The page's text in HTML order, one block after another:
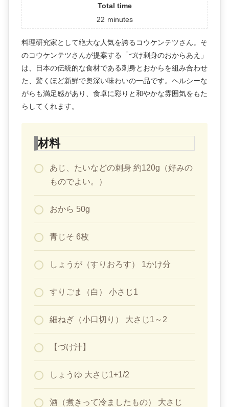
Total time
22 minutes
料理研究家として絶大な人気を誇るコウケンテツさん。そ
のコウケンテツさんが提案する「づけ刺身のおからあえ」
は、日本の伝統的な食材である刺身とおからを組み合わせ
た、驚くほど新鮮で奥深い味わいの一品です。ヘルシーな
がらも満足感があり、食卓に彩りと和やかな雰囲気をもた
らしてくれます。
材料
あじ、たいなどの刺身 約120g（好みの
ものでよい。）
おから 50g
青じそ 6枚
しょうが（すりおろす） 1かけ分
すりごま（白） 小さじ1
細ねぎ（小口切り） 大さじ1～2
【づけ汁】
しょうゆ 大さじ1+1/2
酒（煮きって冷ましたもの） 大さじ